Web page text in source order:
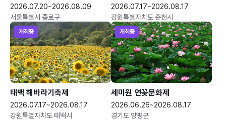
2026.07.20~2026.08.09
서울특별시 종로구
2026.07.17~2026.08.17
강원특별자치도 춘천시
개최중
태백 해바라기축제
2026.07.17~2026.08.17
강원특별자치도 태백시
개최중
세미원 연꽃문화제
2026.06.26~2026.08.17
경기도 양평군